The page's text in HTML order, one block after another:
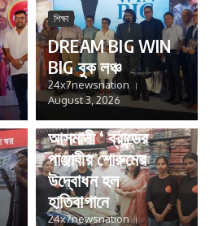
শিক্ষা
DREAM BIG WIN
BIG বুক লঞ্চ
24x7newsnation
August 3, 2026
ব্যবসা- বাণিজ্য
আসমানী ‘ ব্রান্ডের
পাঞ্জাবীর শোরুমের
উদ্বোধন হল
হাতিবাগানে
24x7newsnation